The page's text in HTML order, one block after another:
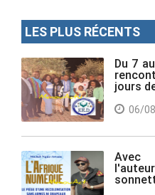
LES PLUS RÉCENTS
Du 7
jours
06/
Avec